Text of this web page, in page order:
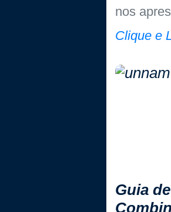
nos
Clique e
Guia